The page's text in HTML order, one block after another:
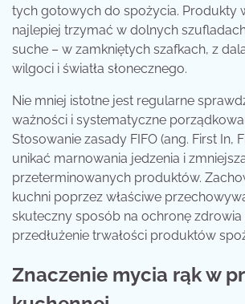
tych gotowych do spożycia. Produkty
najlepiej trzymać w dolnych
suche – w zamkniętych szafkach, z
wilgoci i światła słonecznego.
Nie mniej istotne jest regularne
ważności i systematyczne
Stosowanie zasady FIFO (ang. First In,
unikać marnowania jedzenia i
przeterminowanych produktów.
kuchni poprzez właściwe
skuteczny sposób na ochronę
przedłużenie trwałości produktów
Znaczenie mycia rąk w